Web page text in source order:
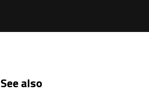
See also